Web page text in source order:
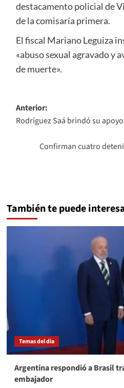
destacamento policial de
de la comisaría primera.
El fiscal Mariano Leguiza
«abuso sexual agravado y
de muerte».
Navegación
de
entradas
Anterior:
Rodríguez Saá brindó su
Confirman cuatro
También te puede
Temas del dia
Argentina respondió a Brasil
embajador